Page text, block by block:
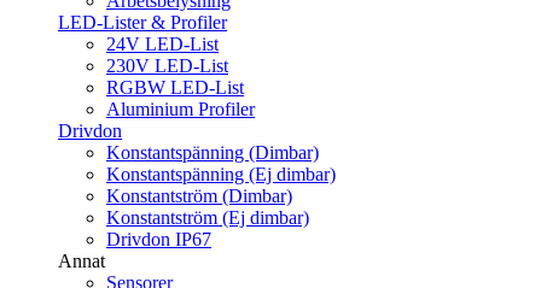
LED-Lister & Profiler
24V LED-List
230V LED-List
RGBW LED-List
Aluminium Profiler
Drivdon
Konstantspänning (Dimbar)
Konstantspänning (Ej dimbar)
Konstantström (Dimbar)
Konstantström (Ej dimbar)
Drivdon IP67
Annat
Sensorer